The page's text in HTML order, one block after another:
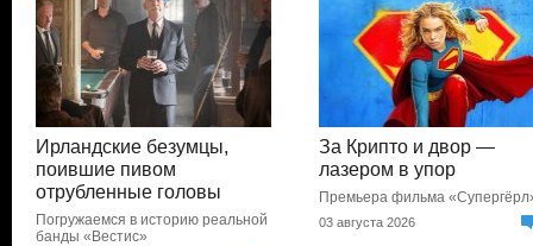
Ирландские безумцы,
поившие пивом
отрубленные головы
Погружаемся в историю реальной
банды «Вестис»
За Крипто и двор —
лазером в упор
Премьера фильма
03 августа 2026